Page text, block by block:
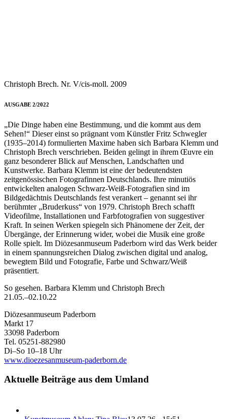
Christoph Brech. Nr. V/cis-moll. 2009
AUSGABE 2/2022
„Die Dinge haben eine Bestimmung, und die kommt aus dem
Sehen!“ Dieser einst so prägnant vom Künstler Fritz Schwegler
(1935–2014) formulierten Maxime haben sich Barbara Klemm und
Christoph Brech verschrieben. Beiden gelingt in ihrem Œuvre ein
ganz besonderer Blick auf Menschen, Landschaften und
Kunstwerke. Barbara Klemm ist eine der bedeutendsten
zeitgenössischen Fotografinnen Deutschlands. Ihre minutiös
entwickelten analogen Schwarz-Weiß-Fotografien sind im
Bildgedächtnis Deutschlands fest verankert – genannt sei ihr
berühmter „Bruderkuss“ von 1979. Christoph Brech schafft
Videofilme, Installationen und Farbfotografien von suggestiver
Kraft. In seinen Werken spiegeln sich Phänomene der Zeit, der
Übergänge, der Erinnerung wider, wobei die Musik eine große
Rolle spielt. Im Diözesanmuseum Paderborn wird das Werk beider
in einem spannungsreichen Dialog zwischen digital und analog,
bewegtem Bild und Fotografie, Farbe und Schwarz/Weiß
präsentiert.
So gesehen. Barbara Klemm und Christoph Brech
21.05.–02.10.22
Diözesanmuseum Paderborn
Markt 17
33098 Paderborn
Tel. 05251-882980
Di–So 10–18 Uhr
www.dioezesanmuseum-paderborn.de
Aktuelle Beiträge aus dem Umland